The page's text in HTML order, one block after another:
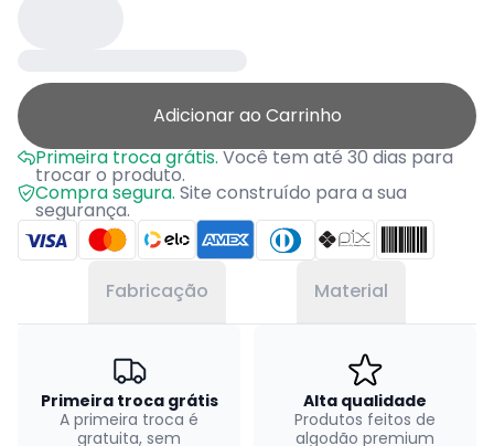
Adicionar ao Carrinho
Primeira troca grátis.Você tem até 30 dias para
trocar o produto.
Compra segura. Site construído para a sua
segurança.
Fabricação Material
Primeira troca grátis
A primeira troca é
gratuita, sem
Alta qualidade
Produtos feitos de
algodão premium